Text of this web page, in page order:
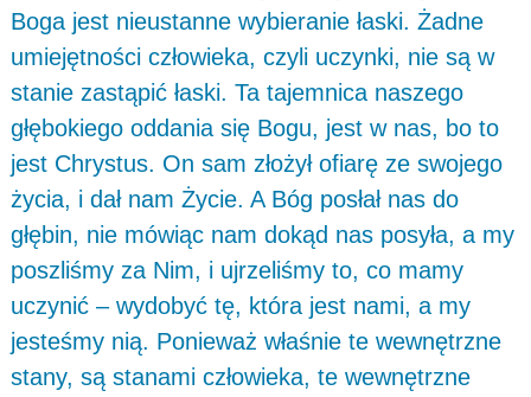
Boga jest nieustanne wybieranie łaski. Żadne
umiejętności człowieka, czyli uczynki, nie są w
stanie zastąpić łaski. Ta tajemnica naszego
głębokiego oddania się Bogu, jest w nas, bo to
jest Chrystus. On sam złożył ofiarę ze swojego
życia, i dał nam Życie. A Bóg posłał nas do
głębin, nie mówiąc nam dokąd nas posyła, a my
poszliśmy za Nim, i ujrzeliśmy to, co mamy
uczynić – wydobyć tę, która jest nami, a my
jesteśmy nią. Ponieważ właśnie te wewnętrzne
stany, są stanami człowieka, te wewnętrzne